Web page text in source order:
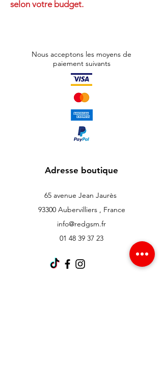
selon votre budget.
Nous acceptons les moyens de
paiement suivants
Adresse boutique
65 avenue Jean Jaurès
93300 Aubervilliers , France
info@redgsm.fr
01 48 39 37 23